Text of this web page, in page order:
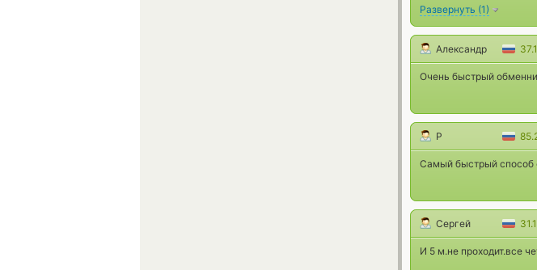
Развернуть (1)
Александр
Очень быстрый
Р
Самый быстрый способ
Сергей
И 5 м.не проходит.все